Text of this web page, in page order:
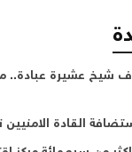
شيخ عشيرة عبادة..
القادة الامنيين